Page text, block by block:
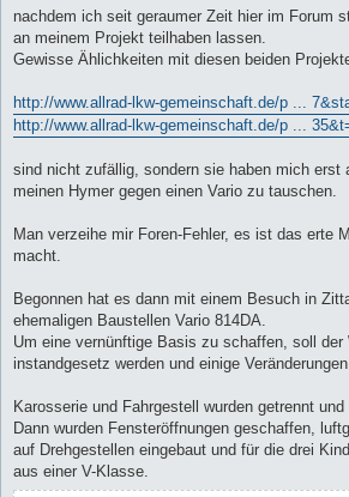
a
nachdem ich seit geraumer Zeit hier im Forum
an meinem Projekt teilhaben lassen.
Gewisse Ählichkeiten mit diesen beiden
http://www.allrad-lkw-gemeinschaft.de/p ...
http://www.allrad-lkw-gemeinschaft.de/p ...
sind nicht zufällig, sondern sie haben mich erst
meinen Hymer gegen einen Vario zu tauschen.
Man verzeihe mir Foren-Fehler, es ist das erte
macht.
Begonnen hat es dann mit einem Besuch in
ehemaligen Baustellen Vario 814DA.
Um eine vernünftige Basis zu schaffen, soll der
instandgesetz werden und einige
Karosserie und Fahrgestell wurden getrennt und
Dann wurden Fensteröffnungen geschaffen,
auf Drehgestellen eingebaut und für die drei
aus einer V-Klasse.